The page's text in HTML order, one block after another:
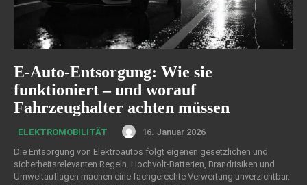
E-Auto-Entsorgung: Wie sie
funktioniert – und worauf
Fahrzeughalter achten müssen
ELEKTROMOBILITÄT
16. Januar 2026
Die Entsorgung von Elektroautos folgt eigenen gesetzlichen und
sicherheitsrelevanten Regeln. Hochvolt-Batterien, Brandrisiken und
Umweltauflagen machen eine fachgerechte Verwertung unverzichtbar.